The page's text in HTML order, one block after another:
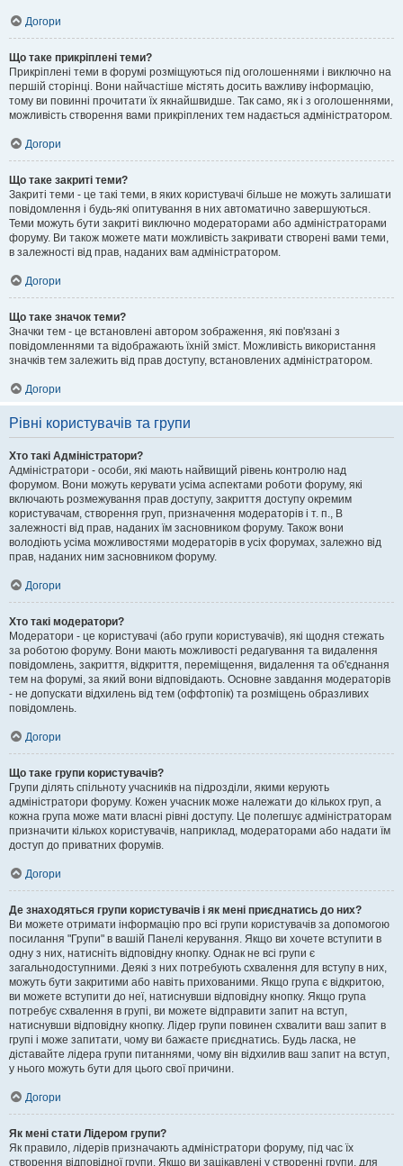
Догори
Що таке прикріплені теми?
Прикріплені теми в форумі розміщуються під оголошеннями і виключно на
першій сторінці. Вони найчастіше містять досить важливу інформацію,
тому ви повинні прочитати їх якнайшвидше. Так само, як і з оголошеннями,
можливість створення вами прикріплених тем надається адміністратором.
Догори
Що таке закриті теми?
Закриті теми - це такі теми, в яких користувачі більше не можуть залишати
повідомлення і будь-які опитування в них автоматично завершуються.
Теми можуть бути закриті виключно модераторами або адміністраторами
форуму. Ви також можете мати можливість закривати створені вами теми,
в залежності від прав, наданих вам адміністратором.
Догори
Що таке значок теми?
Значки тем - це встановлені автором зображення, які пов'язані з
повідомленнями та відображають їхній зміст. Можливість використання
значків тем залежить від прав доступу, встановлених адміністратором.
Догори
Рівні користувачів та групи
Хто такі Адміністратори?
Адміністратори - особи, які мають найвищий рівень контролю над
форумом. Вони можуть керувати усіма аспектами роботи форуму, які
включають розмежування прав доступу, закриття доступу окремим
користувачам, створення груп, призначення модераторів і т. п., В
залежності від прав, наданих їм засновником форуму. Також вони
володіють усіма можливостями модераторів в усіх форумах, залежно від
прав, наданих ним засновником форуму.
Догори
Хто такі модератори?
Модератори - це користувачі (або групи користувачів), які щодня стежать
за роботою форуму. Вони мають можливості редагування та видалення
повідомлень, закриття, відкриття, переміщення, видалення та об'єднання
тем на форумі, за який вони відповідають. Основне завдання модераторів
- не допускати відхилень від тем (оффтопік) та розміщень образливих
повідомлень.
Догори
Що таке групи користувачів?
Групи ділять спільноту учасників на підрозділи, якими керують
адміністратори форуму. Кожен учасник може належати до кількох груп, а
кожна група може мати власні рівні доступу. Це полегшує адміністраторам
призначити кількох користувачів, наприклад, модераторами або надати їм
доступ до приватних форумів.
Догори
Де знаходяться групи користувачів і як мені приєднатись до них?
Ви можете отримати інформацію про всі групи користувачів за допомогою
посилання "Групи" в вашій Панелі керування. Якщо ви хочете вступити в
одну з них, натисніть відповідну кнопку. Однак не всі групи є
загальнодоступними. Деякі з них потребують схвалення для вступу в них,
можуть бути закритими або навіть прихованими. Якщо група є відкритою,
ви можете вступити до неї, натиснувши відповідну кнопку. Якщо група
потребує схвалення в групі, ви можете відправити запит на вступ,
натиснувши відповідну кнопку. Лідер групи повинен схвалити ваш запит в
групі і може запитати, чому ви бажаєте приєднатись. Будь ласка, не
діставайте лідера групи питаннями, чому він відхилив ваш запит на вступ,
у нього можуть бути для цього свої причини.
Догори
Як мені стати Лідером групи?
Як правило, лідерів призначають адміністратори форуму, під час їх
створення відповідної групи. Якщо ви зацікавлені у створенні групи, для